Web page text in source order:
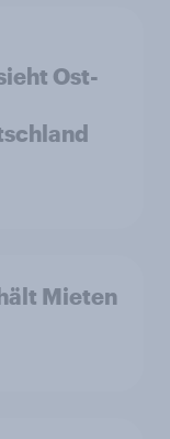
Ost-
Mieten